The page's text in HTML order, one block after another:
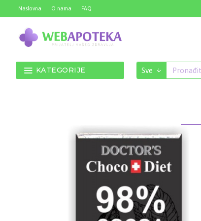
Naslovna O nama FAQ
KATEGORIJE Sve